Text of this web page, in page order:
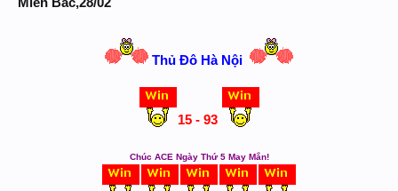
Thủ Đô Hà Nội
15 - 93
Chúc ACE Ngày Thứ 5 May Mắn!